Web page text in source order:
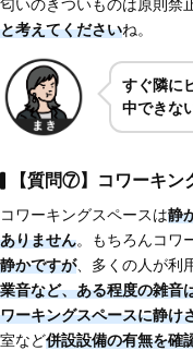
匂いのきついものは原則禁
と考えてくださいね。
すぐ隣に
中できな
【質問⑦】コワーキン
コワーキングスペースは静
ありません。もちろんコワ
静かですが、多くの人が利
業音など、ある程度の雑音
ワーキングスペースに静け
室など併設設備の有無を確